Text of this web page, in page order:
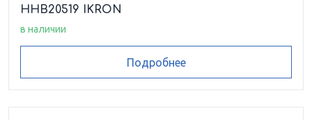
HEK0220280ASFG025VMB17
HEK0220ASFB060VVB17
HEK0230162ASFG025VMB17
HHB20519 IKRON
в наличии
Подробнее